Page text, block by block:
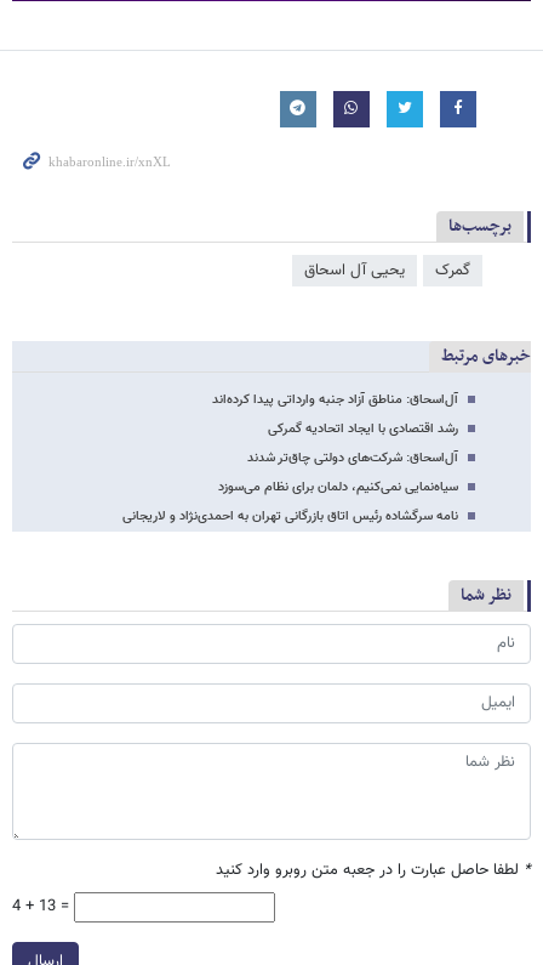
برچسب‌ها
گمرک یحیی آل اسحاق
خبرهای مرتبط
آل‌‌‌‌‌‌‌‌‌‌‌‌‌اسحاق: مناطق آزاد جنبه وارداتی پیدا کرده‌‌‌‌‌اند
رشد اقتصادی با ایجاد اتحادیه گمرکی
آل‌اسحاق: شرکت‌های دولتی چاق‌تر شدند
سیاه‌نمایی نمی‌کنیم، دلمان برای نظام می‌سوزد
نامه سرگشاده رئیس اتاق بازرگانی تهران به احمدی‌نژاد و لاریجانی
نظر شما
* لطفا حاصل عبارت را در جعبه متن روبرو وارد کنید
4 + 13 =